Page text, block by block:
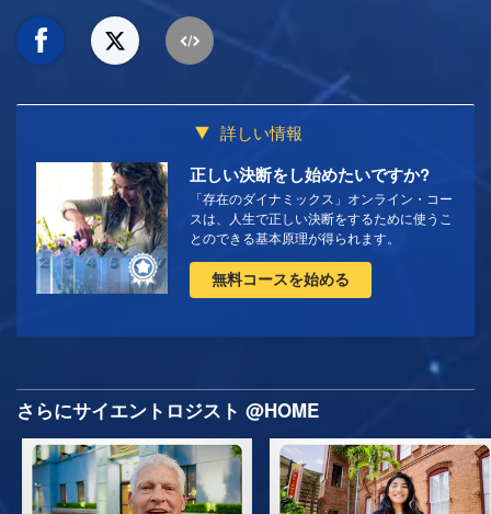
詳しい情報
正しい決断をし始めたいですか?
「存在のダイナミックス」オンライン・コー
スは、人生で正しい決断をするために使うこ
とのできる基本原理が得られます。
無料コースを始める
さらにサイエントロジスト @HOME